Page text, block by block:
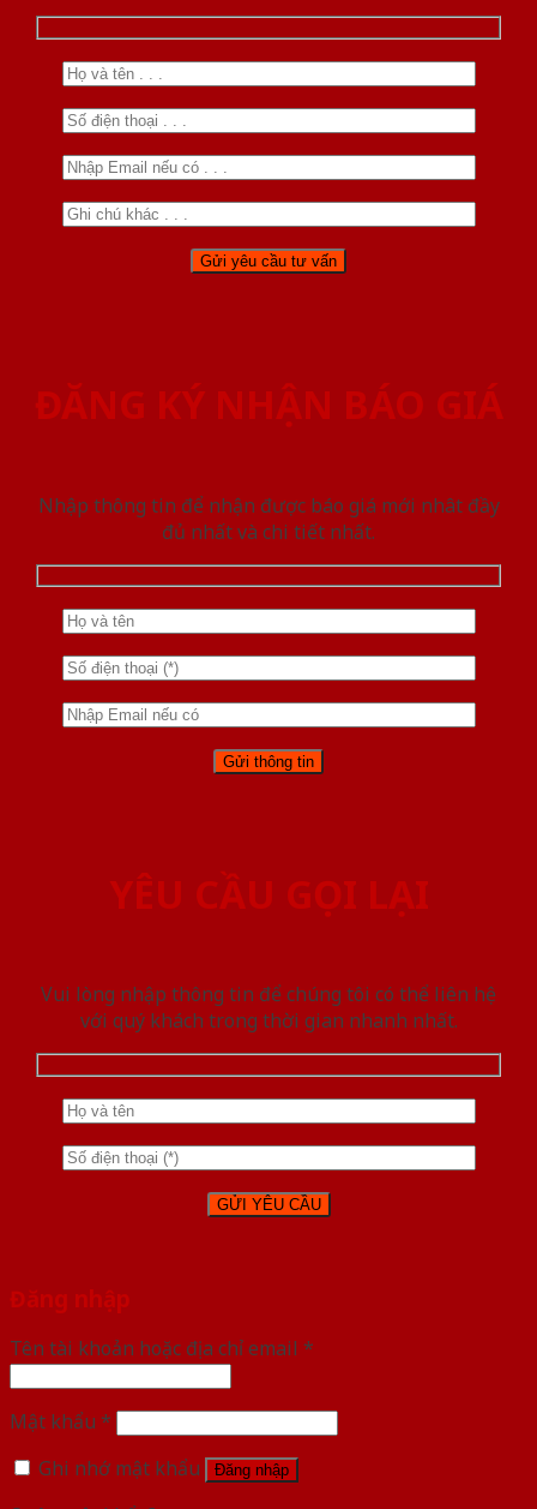
ĐĂNG KÝ NHẬN BÁO GIÁ
Nhập thông tin để nhận được báo giá mới nhât đầy
đủ nhất và chi tiết nhất.
YÊU CẦU GỌI LẠI
Vui lòng nhập thông tin để chúng tôi có thể liên hệ
với quý khách trong thời gian nhanh nhất.
Đăng nhập
Tên tài khoản hoặc địa chỉ email *
Mật khẩu *
Ghi nhớ mật khẩu
Đăng nhập